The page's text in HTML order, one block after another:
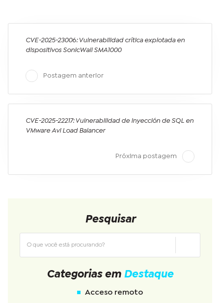
CVE-2025-23006: Vulnerabilidad crítica explotada en
dispositivos SonicWall SMA1000
Postagem anterior
CVE-2025-22217: Vulnerabilidad de inyección de SQL en
VMware Avi Load Balancer
Próxima postagem
Pesquisar
Categorias em Destaque
Acceso remoto